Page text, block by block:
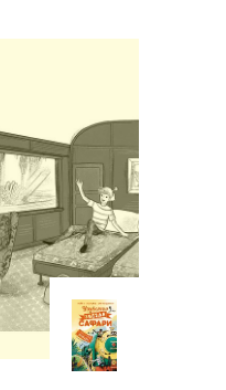
ней ребята,
конкурса,
о недавно
своих
с ними
и если что-то
ему по
эксперт ее